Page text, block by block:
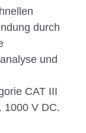
durch
und
CAT III
1000 V DC.